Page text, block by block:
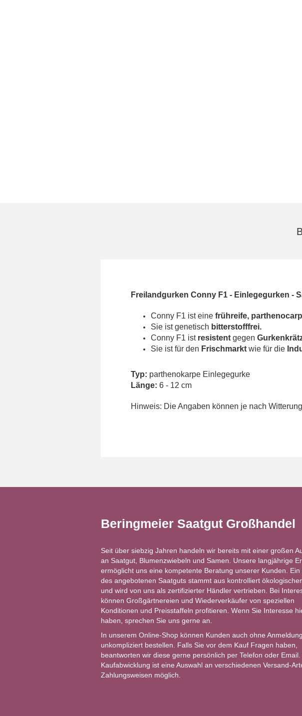
Freilandgurken Conny F1 - Einlegegurken -
Conny F1 ist eine frühreife,
Sie ist genetisch bitterstofffrei.
Conny F1 ist resistent gegen
Sie ist für den Frischmarkt wie für die
Typ: parthenokarpe Einlegegurke
Länge: 6 - 12 cm
Hinweis: Die Angaben können je nach
Beringmeier Saatgut Großhandel
Seit über siebzig Jahren handeln wir bereits mit einer großen
an Saatgut, Blumenzwiebeln und Samen. Unsere langjährige
ermöglicht uns eine kompetente Beratung unserer Kunden.
des angebotenen Saatguts stammt aus kontrolliert
und wird von uns als zertifizierter Händler vertrieben. Bei
können Großgärtnereien und Wiederverkäufer von speziellen
Konditionen und Preisstaffeln profitieren. Wenn Sie Interesse
haben, sprechen Sie uns gerne an.
In unserem Online-Shop können Kunden auch ohne Anmeldung
unkompliziert bestellen. Falls Sie vor dem Kauf Fragen haben,
beantworten wir diese gerne persönlich per Telefon oder Email.
Kaufabwicklung ist eine Auswahl an verschiedenen Versand-
Zahlungsweisen möglich.